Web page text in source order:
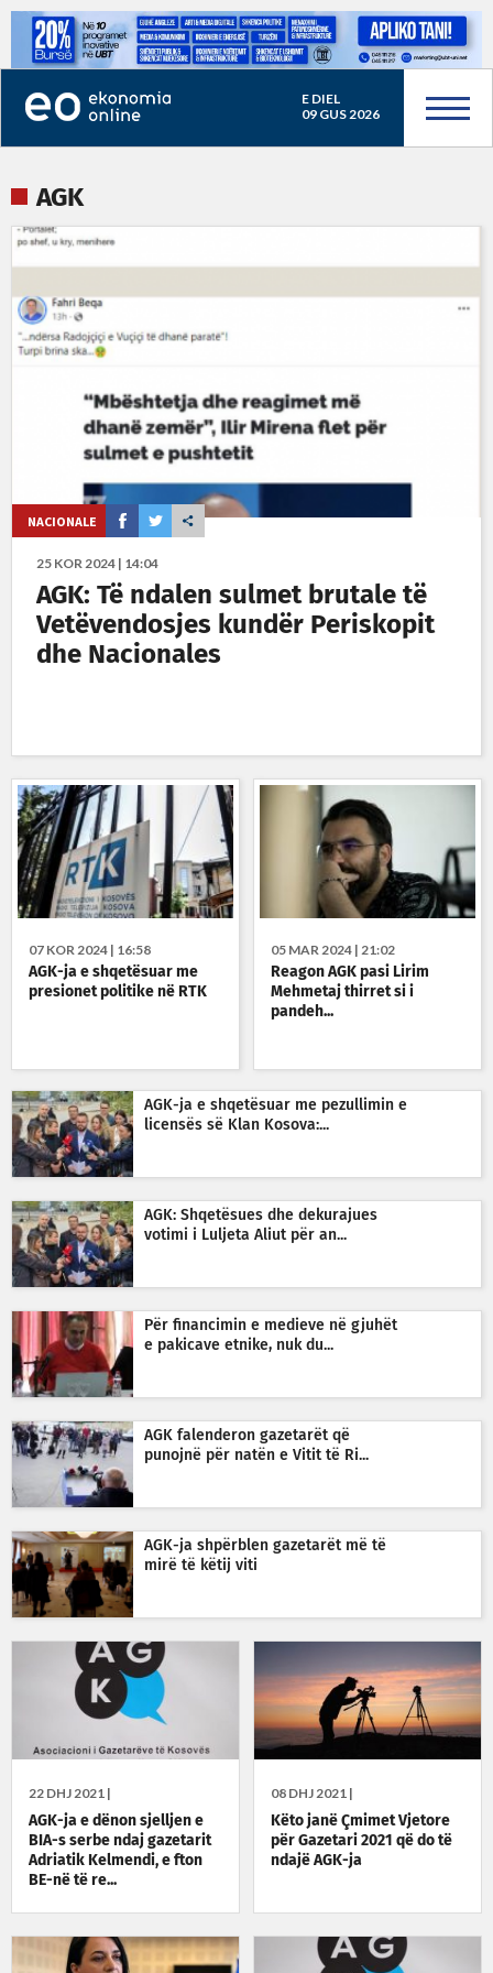
E DIEL
09 GUS 2026
AGK
NACIONALE
25 KOR 2024 | 14:04
AGK: Të ndalen sulmet brutale të
Vetëvendosjes kundër Periskopit
dhe Nacionales
07 KOR 2024 | 16:58
AGK-ja e shqetësuar me
presionet politike në RTK
05 MAR 2024 | 21:02
Reagon AGK pasi Lirim
Mehmetaj thirret si i
pandeh...
AGK-ja e shqetësuar me pezullimin e
licensës së Klan Kosova:...
AGK: Shqetësues dhe dekurajues
votimi i Luljeta Aliut për an...
Për financimin e medieve në gjuhët
e pakicave etnike, nuk du...
AGK falenderon gazetarët që
punojnë për natën e Vitit të Ri...
AGK-ja shpërblen gazetarët më të
mirë të këtij viti
22 DHJ 2021 |
AGK-ja e dënon sjelljen e
BIA-s serbe ndaj gazetarit
Adriatik Kelmendi, e fton
BE-në të re...
08 DHJ 2021 |
Këto janë Çmimet Vjetore
për Gazetari 2021 që do të
ndajë AGK-ja